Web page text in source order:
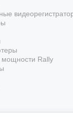
мощности Rally